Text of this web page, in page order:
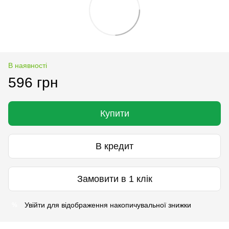
В наявності
596 грн
Купити
В кредит
Замовити в 1 клік
Увійти для відображення накопичувальної знижки